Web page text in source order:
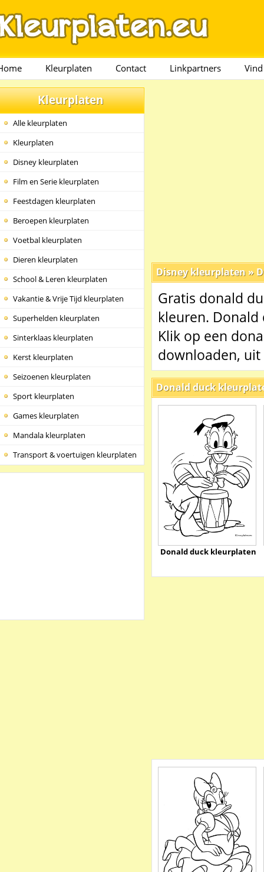
Kleurplaten Contact Linkpartners
Kleurplaten
Alle kleurplaten
Kleurplaten
Disney kleurplaten
Film en Serie kleurplaten
Feestdagen kleurplaten
Beroepen kleurplaten
Voetbal kleurplaten
Dieren kleurplaten
School & Leren kleurplaten
Vakantie & Vrije Tijd kleurplaten
Superhelden kleurplaten
Sinterklaas kleurplaten
Kerst kleurplaten
Seizoenen kleurplaten
Sport kleurplaten
Games kleurplaten
Mandala kleurplaten
Transport & voertuigen kleurplaten
Disney kleurplaten »
Gratis donald
kleuren.
Klik op een
downloaden,
Donald duck
Donald duck kleurplaten